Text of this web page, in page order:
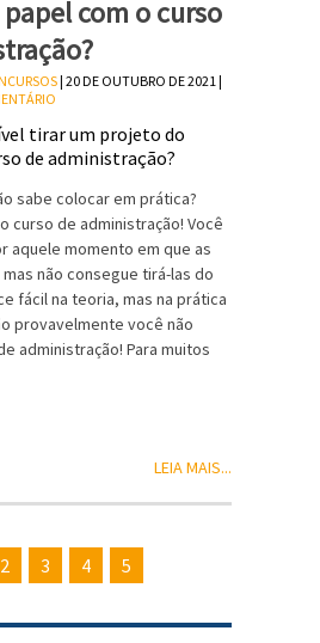
com o curso
| 20 DE OUTUBRO DE 2021 |
sabe colocar em prática?
curso de administração! Você
aquele momento em que as
não consegue tirá-las do
fácil na teoria, mas na prática
provavelmente você não
administração! Para muitos
LEIA MAIS...
2 3 4 5